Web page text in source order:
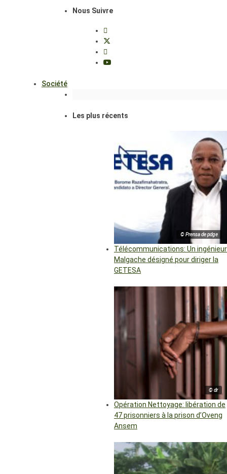
Nous Suivre
Société
Les plus récents
© Prensa de pdge
Télécommunications: Un ingénieur
Malgache désigné pour diriger la
GETESA
© dr
Opération Nettoyage: libération de
47 prisonniers à la prison d’Oveng
Ansem